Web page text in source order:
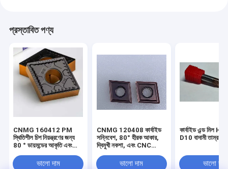
প্রস্তাবিত পণ্য
CNMG 160412 PM
স্থিতিশীল চিপ নিয়ন্ত্রণের জন্য
80 ° ডায়মন্ডের আকৃতি এবং
কার্বাইড সন্নিবেশ
ভালো দাম
CNMG 120408 কার্বাইড
সন্নিবেশ, 80° হীরক আকার,
দ্বিমুখী নকশা, এবং CNC
ভালো দাম
কার্বাইড এন্ড মিল
D10 বাদামী তাম্র
ভালো দাম